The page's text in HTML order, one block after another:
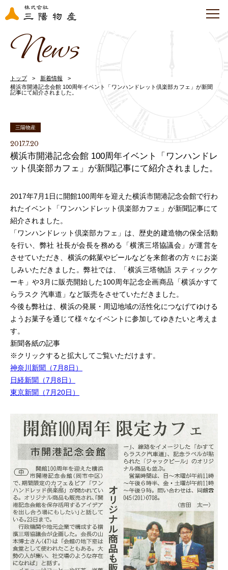
News
トップ
新着情報
横浜市開港記念会館 100周年イベント「ワンハンドレット倶楽部カフェ」が新聞
記事にて紹介されました。
三陽物産
2017.7.20
横浜市開港記念会館 100周年イベント「ワンハンドレ
ット倶楽部カフェ」が新聞記事にて紹介されました。
2017年7月1日に開館100周年を迎えた横浜市開港記念会館で行わ
れたイベント「ワンハンドレット倶楽部カフェ」が新聞記事にて
紹介されました。
「ワンハンドレット倶楽部カフェ」は、歴史的建造物の保全活動
を行い、弊社 社長が会長を務める「横濱三塔協議会」が運営を
させていただき、横浜の銘菓やビールなどを来館者の方々にお楽
しみいただきました。弊社では、「横浜三塔物語 スティックケ
ーキ」や3月に販売開始した100周年記念企画商品「横浜かすて
らラスク 汽車道」など販売をさせていただきました。
今後も弊社は、横浜の発展・周辺地域の活性化につなげてゆける
ようお菓子を通じて様々なイベントに参加してゆきたいと考えま
す。
新聞各紙の記事
※クリックすると拡大してご覧いただけます。
神奈川新聞（7月8日）
日経新聞（7月8日）
東京新聞（7月20日）